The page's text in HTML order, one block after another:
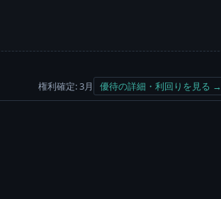
権利確定: 3月 優待の詳細・利回りを見る →